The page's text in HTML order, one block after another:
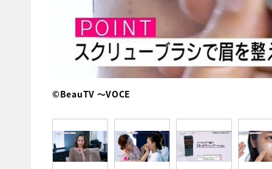
©BeauTV ～VOCE